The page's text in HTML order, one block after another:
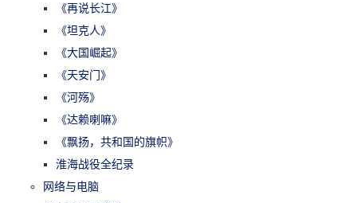
《再说长江》
《坦克人》
《大国崛起》
《天安门》
《河殇》
《达赖喇嘛》
《飘扬，共和国的旗帜》
淮海战役全纪录
网络与电脑